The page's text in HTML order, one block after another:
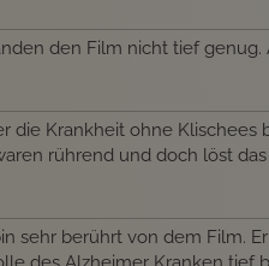
den Film nicht tief
die Krankheit ohne
rührend und doch löst
sehr berührt von dem Film.